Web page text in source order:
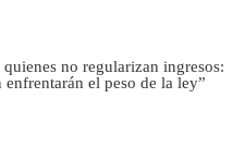
no regularizan ingresos:
enfrentarán el peso de la ley”